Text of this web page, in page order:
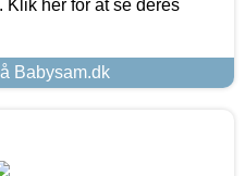
her for at se deres
Babysam.dk